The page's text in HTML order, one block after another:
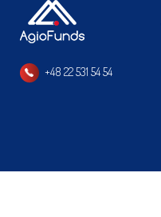
+48 22 531 54 54